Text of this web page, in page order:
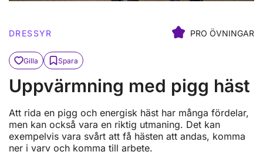
DRESSYR PRO ÖVNINGAR
Gilla Spara
Uppvärmning med pigg häst
Att rida en pigg och energisk häst har många fördelar,
men kan också vara en riktig utmaning. Det kan
exempelvis vara svårt att få hästen att andas, komma
ner i varv och komma till arbete.